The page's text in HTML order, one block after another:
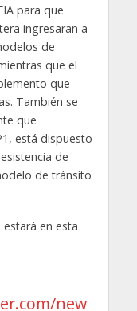
para que
ingresaran a
de
que el
que
También se
que
está dispuesto
de
de tránsito
estará en esta
new